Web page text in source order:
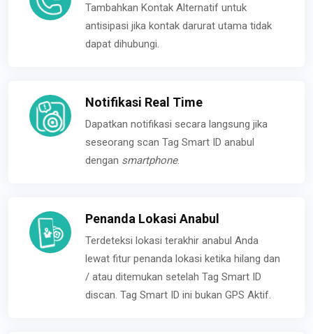
Tambahkan Kontak Alternatif untuk
antisipasi jika kontak darurat utama tidak
dapat dihubungi.
Notifikasi Real Time
Dapatkan notifikasi secara langsung jika
seseorang scan Tag Smart ID anabul
dengan smartphone.
Penanda Lokasi Anabul
Terdeteksi lokasi terakhir anabul Anda
lewat fitur penanda lokasi ketika hilang dan
/ atau ditemukan setelah Tag Smart ID
discan. Tag Smart ID ini bukan GPS Aktif.